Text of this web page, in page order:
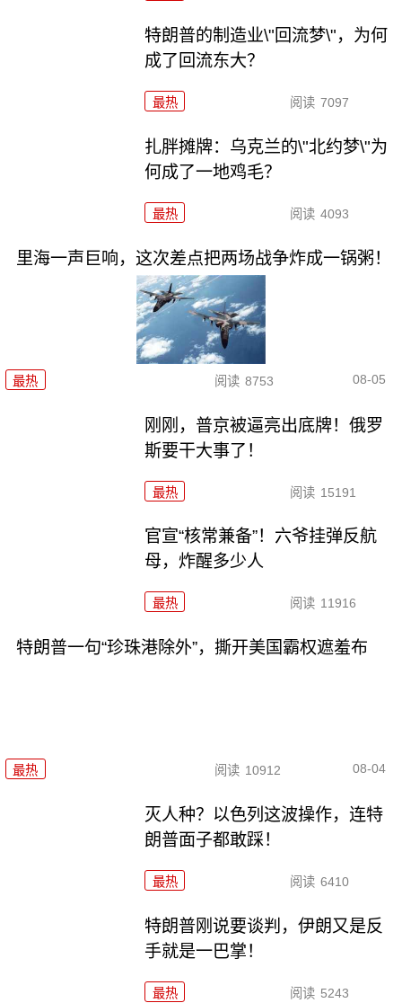
特朗普的制造业\"回流梦\"，为何
成了回流东大？
最热 阅读 7097
扎胖摊牌：乌克兰的\"北约梦\"为
何成了一地鸡毛？
最热 阅读 4093
里海一声巨响，这次差点把两场战争炸成一锅粥！
最热 阅读 8753 08-05
刚刚，普京被逼亮出底牌！俄罗
斯要干大事了！
最热 阅读 15191
官宣“核常兼备”！六爷挂弹反航
母，炸醒多少人
最热 阅读 11916
特朗普一句“珍珠港除外”，撕开美国霸权遮羞布
最热 阅读 10912 08-04
灭人种？以色列这波操作，连特
朗普面子都敢踩！
最热 阅读 6410
特朗普刚说要谈判，伊朗又是反
手就是一巴掌！
最热 阅读 5243